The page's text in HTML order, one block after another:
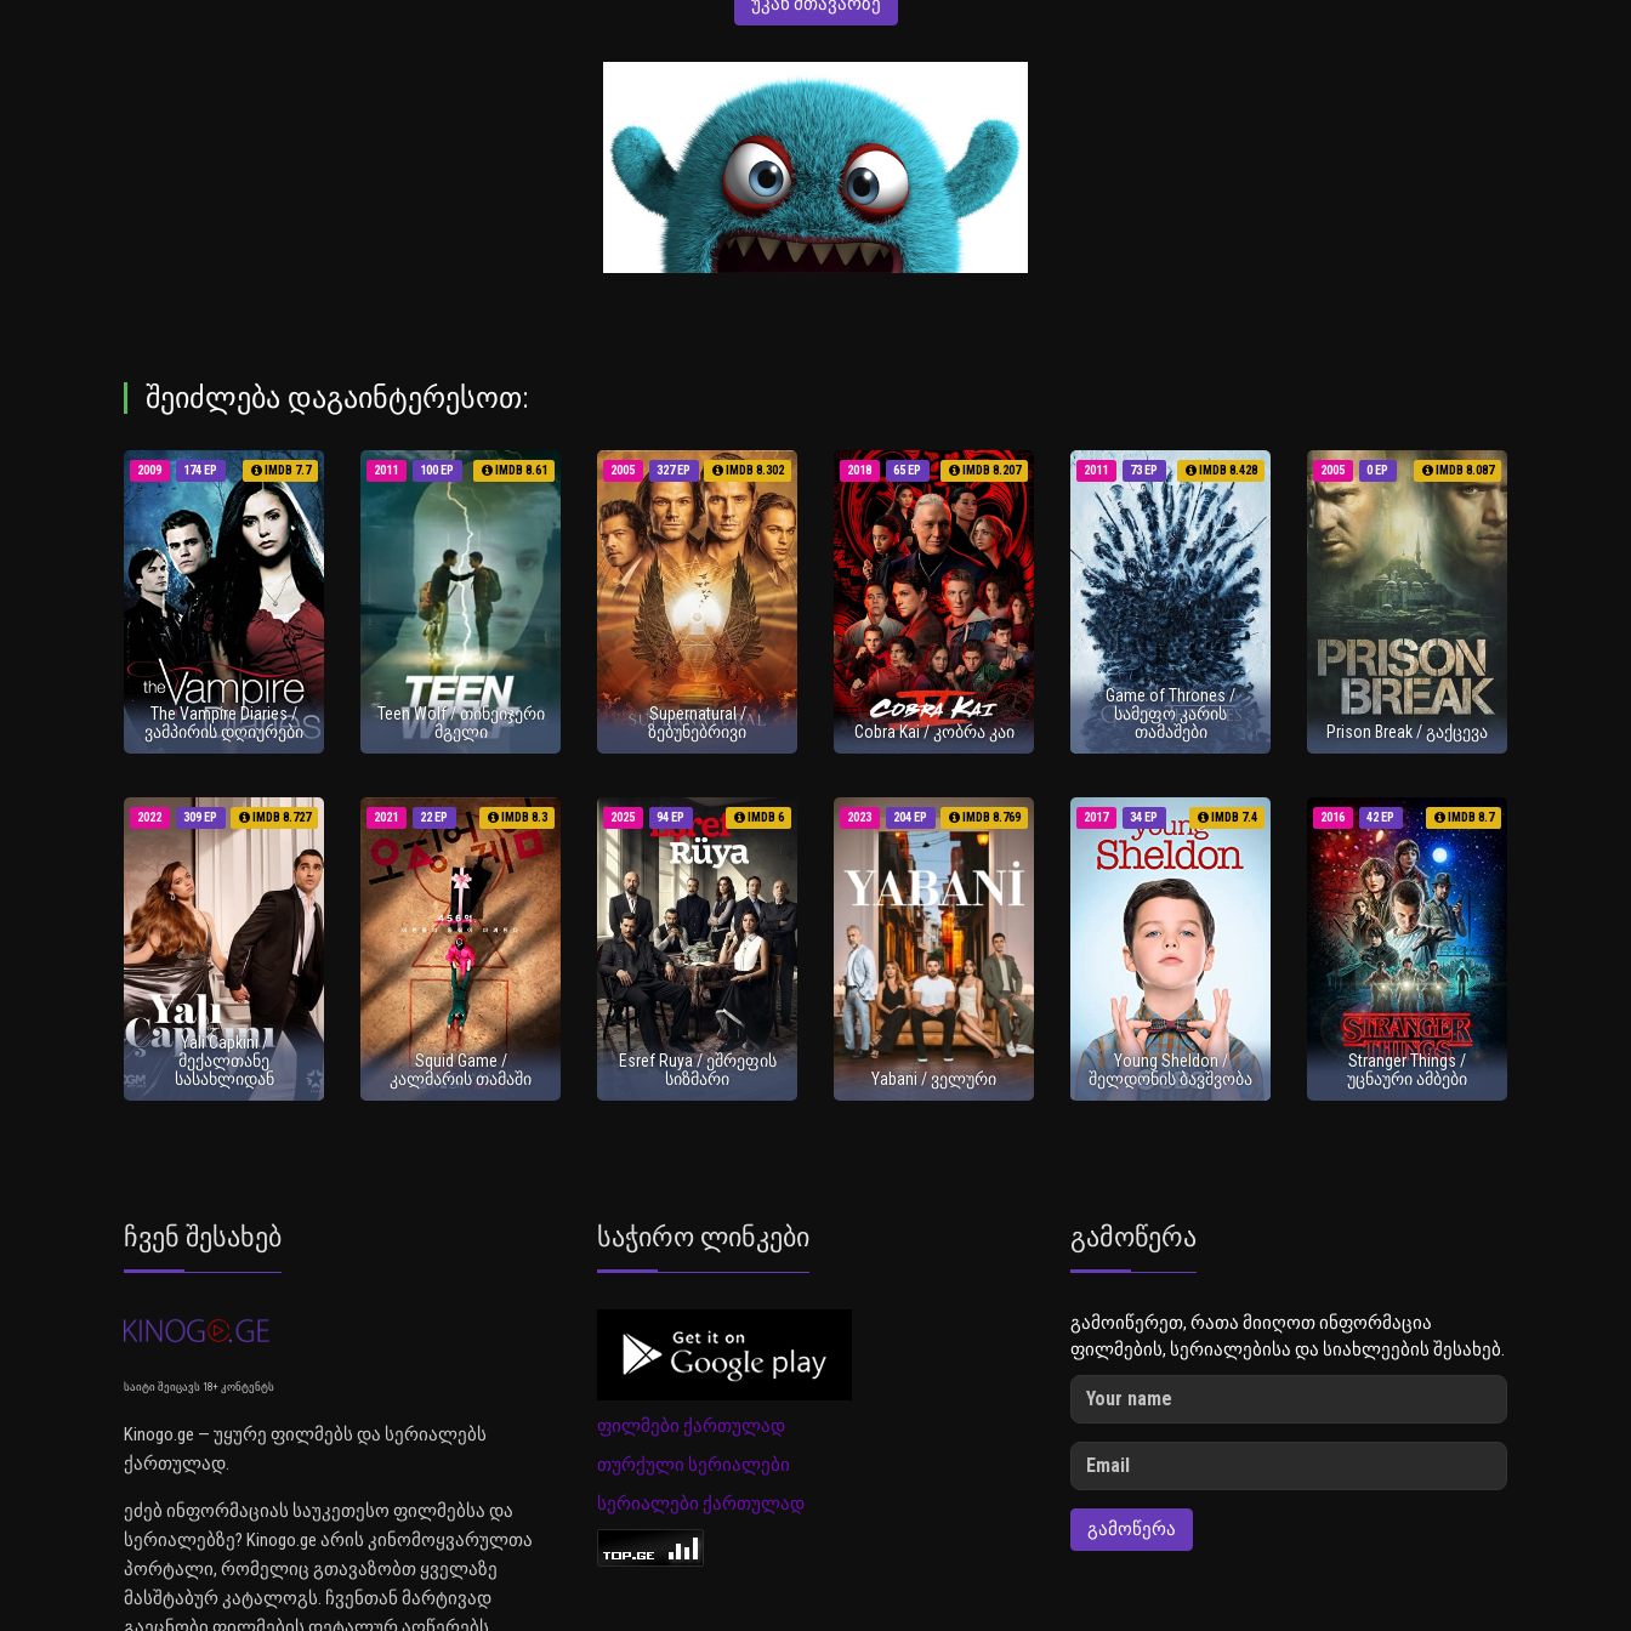
ᲨᲔᲘᲫᲚᲔᲑᲐ ᲓᲐᲒᲐᲘᲜᲢᲔᲠᲔᲡᲝᲗ:
174 EP
2009 IMDB 7.7
The Vampire Diaries /
ვამპირის დღიურები
100 EP
2011 IMDB 8.61
Teen Wolf / თინეიჯერი
მგელი
327 EP
2005 IMDB 8.302
Supernatural /
ზებუნებრივი
65 EP
2018 IMDB 8.207
Cobra Kai / კობრა კაი
73 EP
2011 IMDB 8.428
Game of Thrones /
სამეფო კარის
თამაშები
0 EP
2005 IMDB 8.087
Prison Break / გაქცევა
309 EP
2022 IMDB 8.727
Yali Capkini /
მექალთანე
სასახლიდან
22 EP
2021 IMDB 8.3
Squid Game /
კალმარის თამაში
94 EP
2025 IMDB 6
Esref Ruya / ეშრეფის
სიზმარი
204 EP
2023 IMDB 8.769
Yabani / ველური
34 EP
2017 IMDB 7.4
Young Sheldon /
შელდონის ბავშვობა
42 EP
2016 IMDB 8.7
Stranger Things /
უცნაური ამბები
Ჩვენ Შესახებ
საიტი შეიცავს 18+ კონტენტს
Kinogo.ge — უყურე ფილმებს და სერიალებს
ქართულად.
ეძებ ინფორმაციას საუკეთესო ფილმებსა და
სერიალებზე? Kinogo.ge არის კინომოყვარულთა
პორტალი, რომელიც გთავაზობთ ყველაზე
მასშტაბურ კატალოგს. ჩვენთან მარტივად
Საჭირო Ლინკები
ფილმები ქართულად
თურქული სერიალები
სერიალები ქართულად
Გამოწერა
გამოიწერეთ, რათა მიიღოთ ინფორმაცია
ფილმების, სერიალებისა და სიახლეების შესახებ.
ᲒᲐᲛᲝᲬᲔᲠᲐ